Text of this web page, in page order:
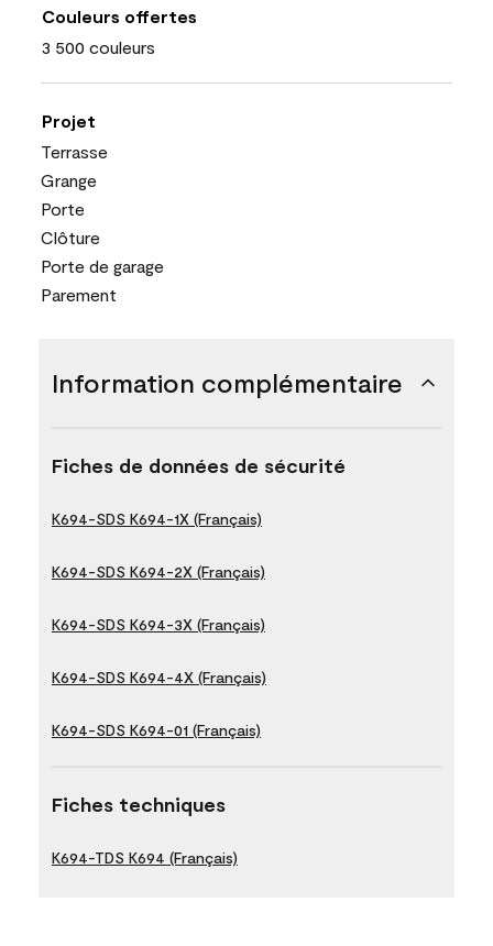
Couleurs offertes
3 500 couleurs
Projet
Terrasse
Grange
Porte
Clôture
Porte de garage
Parement
Information complémentaire
Fiches de données de sécurité
K694-SDS K694-1X (Français)
K694-SDS K694-2X (Français)
K694-SDS K694-3X (Français)
K694-SDS K694-4X (Français)
K694-SDS K694-01 (Français)
Fiches techniques
K694-TDS K694 (Français)